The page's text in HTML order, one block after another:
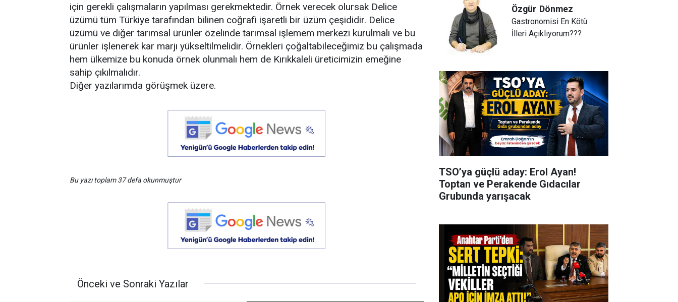
için gerekli çalışmaların yapılması gerekmektedir. Örnek verecek olursak Delice
üzümü tüm Türkiye tarafından bilinen coğrafi işaretli bir üzüm çeşididir. Delice
üzümü ve diğer tarımsal ürünler özelinde tarımsal işlemem merkezi kurulmalı ve bu
ürünler işlenerek kar marjı yükseltilmelidir. Örnekleri çoğaltabileceğimiz bu çalışmada
hem ülkemize bu konuda örnek olunmalı hem de Kırıkkaleli üreticimizin emeğine
sahip çıkılmalıdır.
Diğer yazılarımda görüşmek üzere.
Bu yazı toplam 37 defa okunmuştur
Önceki ve Sonraki Yazılar
Özgür Dönmez
Gastronomisi En Kötü
İlleri Açıklıyorum???
TSO’ya güçlü aday: Erol Ayan!
Toptan ve Perakende Gıdacılar
Grubunda yarışacak